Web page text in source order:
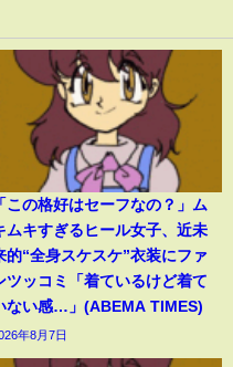
「この格好はセーフなの？」ム
ムキすぎるヒール女子、近未
的“全身スケスケ”衣装にファ
ツッコミ「着ているけど着て
ない感…」(ABEMA TIMES)
年8月7日